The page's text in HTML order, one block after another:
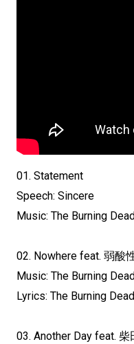
01. Statement
Speech: Sincere
Music: The Burning
02. Nowhere feat. 弱酸
Music: The Burning
Lyrics: The Burning
03. Another Day feat. 柴